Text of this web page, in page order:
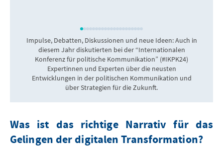
Impulse, Debatten, Diskussionen und neue Ideen: Auch in
diesem Jahr diskutierten bei der “Internationalen
Konferenz für politische Kommunikation” (#IKPK24)
Expertinnen und Experten über die neusten
Entwicklungen in der politischen Kommunikation und
über Strategien für die Zukunft.
Was ist das richtige Narrativ für das
Gelingen der digitalen Transformation?